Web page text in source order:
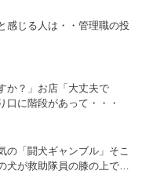
感じる人は・・管理職の投
か？」お店「大丈夫で
に階段があって・・・
の「闘犬ギャンブル」そこ
犬が救助隊員の膝の上でと